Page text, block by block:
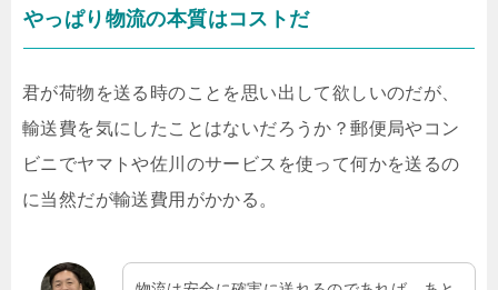
やっぱり物流の本質はコストだ
君が荷物を送る時のことを思い出して欲しいのだが、
輸送費を気にしたことはないだろうか？郵便局やコン
ビニでヤマトや佐川のサービスを使って何かを送るの
に当然だが輸送費用がかかる。